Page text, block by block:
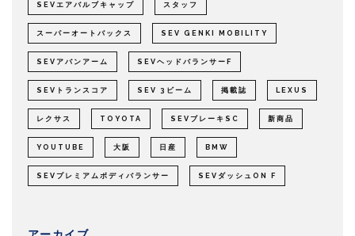
SEVエアバルブキャップ スタッフ
スーパーオートバックス SEV GENKI MOBILITY
SEVアバンアーム SEVヘッドバランサーF
SEVトランスコア SEV 3ビーム 掲載誌 LEXUS
レクサス TOYOTA SEVブレーキSC 新商品
YOUTUBE 大阪 日産 BMW
SEVプレミアムボディバランサー SEVダッシュON F